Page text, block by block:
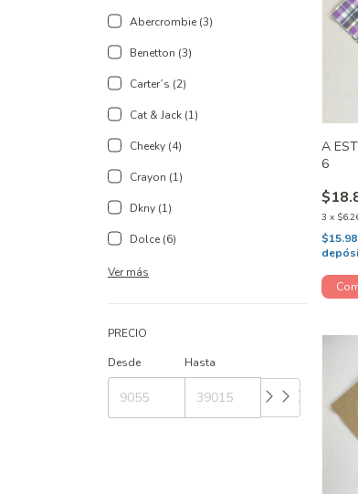
Abercrombie (3)
Benetton (3)
Carter´s (2)
Cat & Jack (1)
Cheeky (4)
Crayon (1)
Dkny (1)
Dolce (6)
Ver más
PRECIO
Desde
Hasta
A
6
3 x